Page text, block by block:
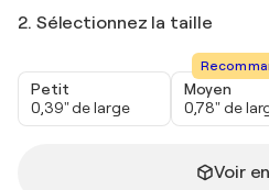
2. Sélectionnez la taille
Petit
0,39" de large
Moyen
0,78" de
Voir